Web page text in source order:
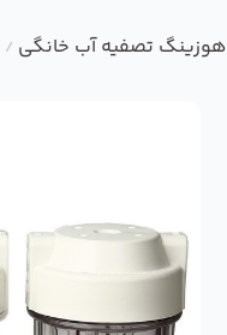
هوزینگ تصفیه آب خانگی /